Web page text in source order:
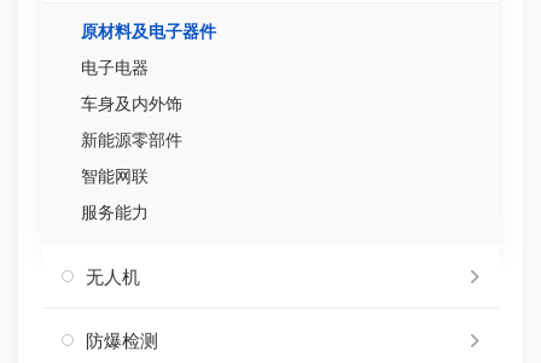
原材料及电子器件
电子电器
车身及内外饰
新能源零部件
智能网联
服务能力
无人机
防爆检测